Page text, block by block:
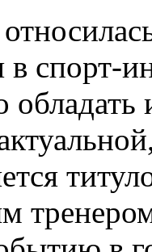
спорт-